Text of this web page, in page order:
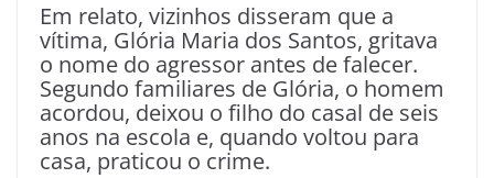
Em relato, vizinhos disseram que a
vítima, Glória Maria dos Santos, gritava
o nome do agressor antes de falecer.
Segundo familiares de Glória, o homem
acordou, deixou o filho do casal de seis
anos na escola e, quando voltou para
casa, praticou o crime.